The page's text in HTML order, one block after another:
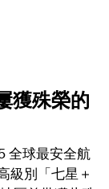
獲殊榮的
全球最安全航
級別「七星＋